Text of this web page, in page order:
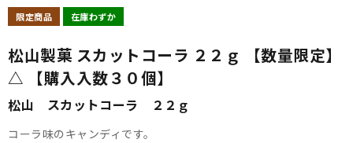
在庫わずか
松山製菓 スカットコーラ ２２ｇ 【数量限定】
△ 【購入入数３０個】
松山 スカットコーラ ２２ｇ
コーラ味のキャンディです。